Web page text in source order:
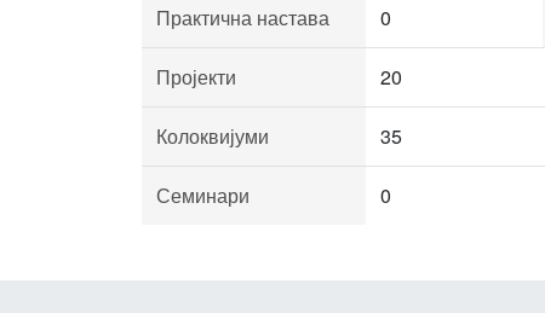
Практична настава 0
Пројекти 20
Колоквијуми 35
Семинари 0